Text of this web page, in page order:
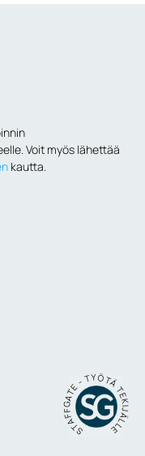
Voit myös lähettää
kautta.
STAFFGATE - TYÖTÄ TEKIJÄLLE